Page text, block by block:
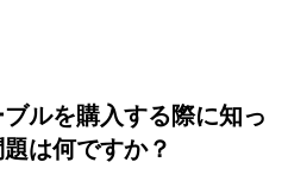
ルを購入する際に知っ
は何ですか？